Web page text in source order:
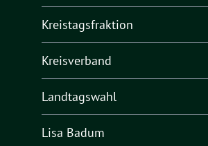
Kreistagsfraktion
Kreisverband
Landtagswahl
Lisa Badum